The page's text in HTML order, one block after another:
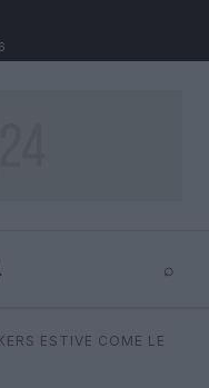
⌕
⌕
ESTIVE COME LE